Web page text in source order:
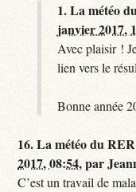
1.La météo
janvier 2017,
Avec plaisir !
lien vers le
Bonne année
16.La météo du
2017, 08:54,par
C’est un travail de